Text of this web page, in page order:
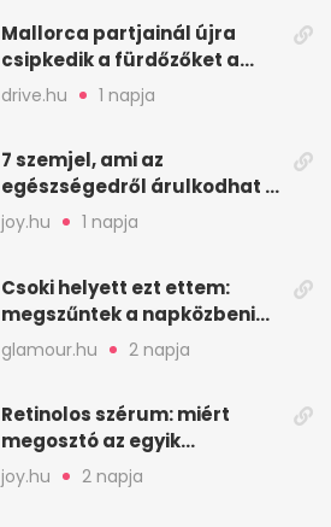
Mallorca partjainál újra
csipkedik a fürdőzőket a
halak a sekély vízben
drive.hu 1 napja
7 szemjel, ami az
egészségedről árulkodhat –
erre figyelj oda
joy.hu 1 napja
Csoki helyett ezt ettem:
megszűntek a napközbeni
nassolási rohamok
glamour.hu 2 napja
Retinolos szérum: miért
megosztó az egyik
leghatásosabb
öregedésgátló?
joy.hu 2 napja